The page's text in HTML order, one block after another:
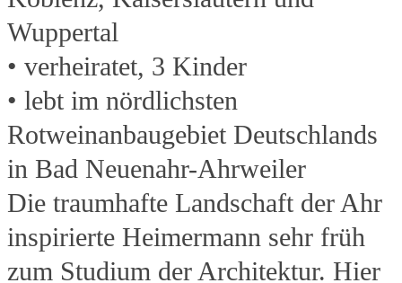
Wuppertal
• verheiratet, 3 Kinder
• lebt im nördlichsten
Rotweinanbaugebiet Deutschlands
in Bad Neuenahr-Ahrweiler
Die traumhafte Landschaft der Ahr
inspirierte Heimermann sehr früh
zum Studium der Architektur. Hier